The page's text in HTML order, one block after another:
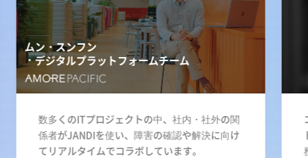
ムン・スンフン
デジタルプラットフォームチーム
数多くのITプロジェクトの中、社内・社外の関
係者がJANDIを使い、障害の確認や解決に向け
てリアルタイムでコラボしています。